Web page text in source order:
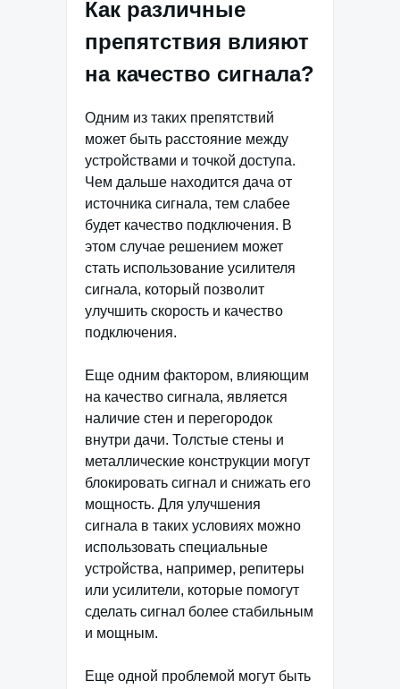
Как различные
препятствия влияют
на качество сигнала?
Одним из таких препятствий
может быть расстояние между
устройствами и точкой доступа.
Чем дальше находится дача от
источника сигнала, тем слабее
будет качество подключения. В
этом случае решением может
стать использование усилителя
сигнала, который позволит
улучшить скорость и качество
подключения.
Еще одним фактором, влияющим
на качество сигнала, является
наличие стен и перегородок
внутри дачи. Толстые стены и
металлические конструкции могут
блокировать сигнал и снижать его
мощность. Для улучшения
сигнала в таких условиях можно
использовать специальные
устройства, например, репитеры
или усилители, которые помогут
сделать сигнал более стабильным
и мощным.
Еще одной проблемой могут быть